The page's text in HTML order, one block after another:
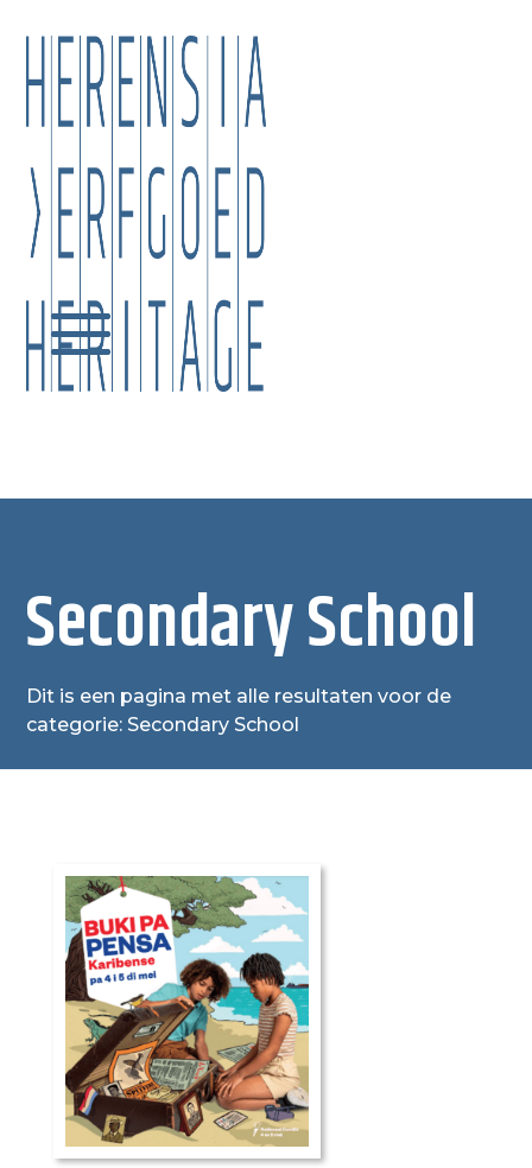
Secondary School
Dit is een pagina met alle resultaten voor de
categorie: Secondary School